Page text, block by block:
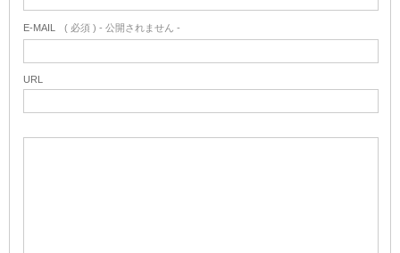
E-MAIL ( 必須 ) - 公開されません -
URL